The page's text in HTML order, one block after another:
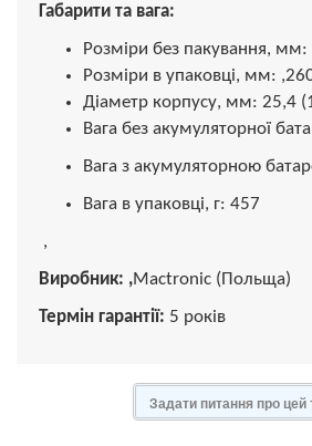
Габарити та вага:
Розміри без пакування,
Розміри в упаковці, мм:
Діаметр корпусу, мм: 25,4
Вага без акумуляторної
Вага з акумуляторною
Вага в упаковці, г: 457
,
Виробник: ,Mactronic (Польща)
Термін гарантії: 5 років
Задати питання про цей